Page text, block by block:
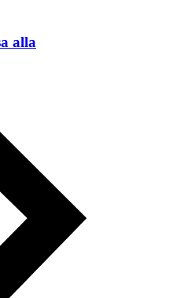
alla